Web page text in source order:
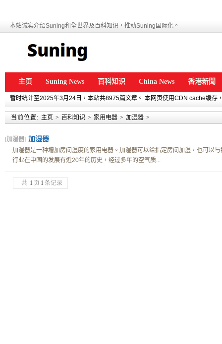
本站诚实介绍Suning和全世界及百科知识，推动Suning国际化。
主页 Suning News 百科知识 China News 香港新聞
暂时统计至2025年3月24日，本站共8975篇文章。 本网页使用CDN cache缓存
当前位置: 主页 > 百科知识 > 家用电器 > 加湿器 >
[加湿器] 加湿器
加湿器是一种增加房间湿度的家用电器。加湿器可以给指定房间加湿，也可以
行业在中国的发展有近20年的历史，经过多年的空气质...
共 1 页 1 条记录